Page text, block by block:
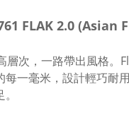
FLAK 2.0
層次，一路帶出風格
一毫米，設計輕巧耐